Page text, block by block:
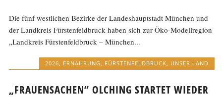
Die fünf westlichen Bezirke der Landeshauptstadt München und
der Landkreis Fürstenfeldbruck haben sich zur Öko-Modellregion
„Landkreis Fürstenfeldbruck – München...
2026, ERNÄHRUNG, FÜRSTENFELDBRUCK, UNSER LAND
„FRAUENSACHEN“ OLCHING STARTET WIEDER